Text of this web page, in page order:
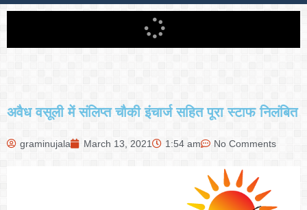
अवैध वसूली में संलिप्त चौकी इंचार्ज सहित पूरा स्टाफ निलंबित
graminujala March 13, 2021 1:54 am No Comments